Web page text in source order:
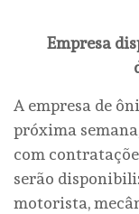
Empresa
A empresa de
próxima
com
serão
motorista,